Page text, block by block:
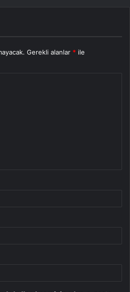
Gerekli alanlar * ile